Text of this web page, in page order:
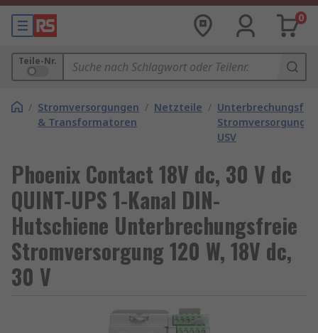
0
Teile-Nr.
/ Stromversorgungen
& Transformatoren
/ Netzteile /
Stromversorgungen
USV
Phoenix Contact 18V dc, 30 V dc
QUINT-UPS 1-Kanal DIN-
Hutschiene Unterbrechungsfreie
Stromversorgung 120 W, 18V dc,
30 V